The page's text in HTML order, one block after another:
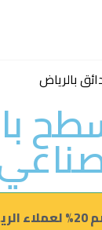
احصل الآن علي خصم